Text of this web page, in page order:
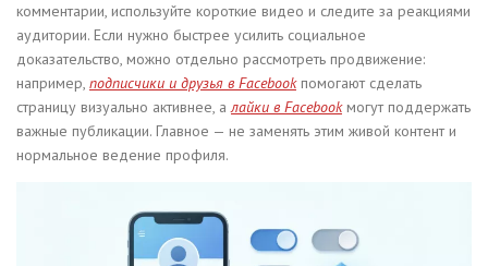
комментарии, используйте короткие видео и следите за реакциями
аудитории. Если нужно быстрее усилить социальное
доказательство, можно отдельно рассмотреть продвижение:
например, подписчики и друзья в Facebookпомогают сделать
страницу визуально активнее, алайки в Facebookмогут поддержать
важные публикации. Главное — не заменять этим живой контент и
нормальное ведение профиля.